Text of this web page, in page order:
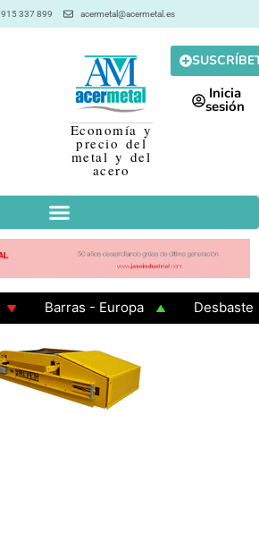
915 337 899 acermetal@acermetal.es
Economía y
precio del
metal y del
acero
Inicia
sesión
Barras - Europa
Desbaste -